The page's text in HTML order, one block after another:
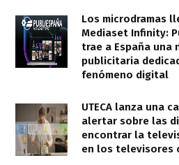
Los microdramas
Mediaset Infinity:
trae a España una
publicitaria
fenómeno digital
UTECA lanza una
alertar sobre las
encontrar la
en los televisores